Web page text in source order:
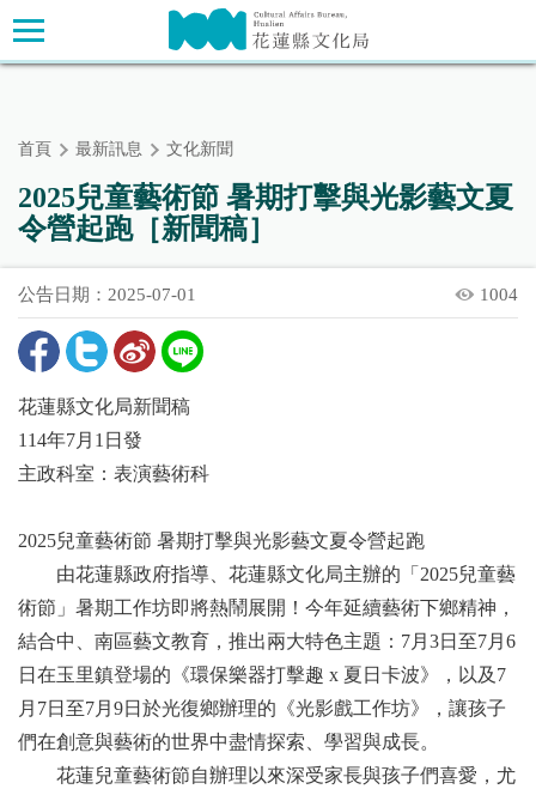
跳
到
主
主要內容區塊
首頁 最新訊息 文化新聞
2025兒童藝術節 暑期打擊與光影藝文夏
令營起跑［新聞稿］
公告日期：2025-07-01 1004
花蓮縣文化局新聞稿
114年7月1日發
主政科室：表演藝術科
2025兒童藝術節 暑期打擊與光影藝文夏令營起跑
由花蓮縣政府指導、花蓮縣文化局主辦的「2025兒童藝
術節」暑期工作坊即將熱鬧展開！今年延續藝術下鄉精神，
結合中、南區藝文教育，推出兩大特色主題：7月3日至7月6
日在玉里鎮登場的《環保樂器打擊趣 x 夏日卡波》，以及7
月7日至7月9日於光復鄉辦理的《光影戲工作坊》，讓孩子
們在創意與藝術的世界中盡情探索、學習與成長。
花蓮兒童藝術節自辦理以來深受家長與孩子們喜愛，尤